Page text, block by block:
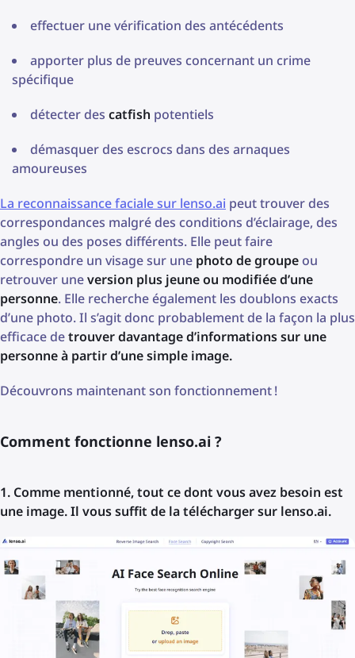
effectuer une vérification des antécédents
apporter plus de preuves concernant un crime
spécifique
détecter des catfish potentiels
démasquer des escrocs dans des arnaques
amoureuses
La reconnaissance faciale sur lenso.ai peut trouver des
correspondances malgré des conditions d’éclairage, des
angles ou des poses différents. Elle peut faire
correspondre un visage sur une photo de groupeou
retrouver uneversion plus jeune ou modifiée d’une
personne. Elle recherche également les doublons exacts
d’une photo. Il s’agit donc probablement de la façon la plus
efficace detrouver davantage d’informations sur une
personne à partir d’une simple image.
Découvrons maintenant son fonctionnement !
Comment fonctionne lenso.ai ?
1. Comme mentionné, tout ce dont vous avez besoin est
une image. Il vous suffit de la télécharger sur lenso.ai.